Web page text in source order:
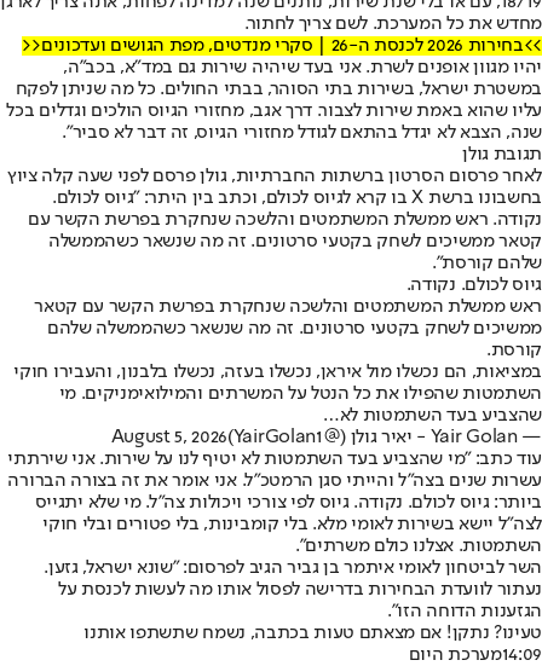
מחדש את כל המערכת. לשם צריך לחתור.
>>בחירות 2026 לכנסת ה-26 | סקרי מנדטים, מפת הגושים ועדכונים<<
יהיו מגוון אופנים לשרת. אני בעד שיהיה שירות גם במד"א, בכב"ה,
במשטרת ישראל, בשירות בתי הסוהר, בבתי החולים. כל מה שניתן לפקח
עליו שהוא באמת שירות לצבור. דרך אגב, מחזורי הגיוס הולכים וגדלים בכל
שנה, הצבא לא יגדל בהתאם לגודל מחזורי הגיוס, זה דבר לא סביר".
תגובת גולן
לאחר פרסום הסרטון ברשתות החברתיות, גולן פרסם לפני שעה קלה ציוץ
בחשבונו ברשת X בו קרא לגיוס לכולם, וכתב בין היתר: "גיוס לכולם.
נקודה. ראש ממשלת המשתמטים והלשכה שנחקרת בפרשת הקשר עם
קטאר ממשיכים לשחק בקטעי סרטונים. זה מה שנשאר כשהממשלה
שלהם קורסת".
גיוס לכולם. נקודה.
ראש ממשלת המשתמטים והלשכה שנחקרת בפרשת הקשר עם קטאר
ממשיכים לשחק בקטעי סרטונים. זה מה שנשאר כשהממשלה שלהם
קורסת.
במציאות, הם נכשלו מול איראן, נכשלו בעזה, נכשלו בלבנון, והעבירו חוקי
השתמטות שהפילו את כל הנטל על המשרתים והמילואימניקים. מי
שהצביע בעד השתמטות לא…
— Yair Golan - יאיר גולן (@YairGolan1)
August 5, 2026
עוד כתב: "מי שהצביע בעד השתמטות לא יטיף לנו על שירות. אני שירתתי
עשרות שנים בצה״ל והייתי סגן הרמטכ״ל. אני אומר את זה בצורה הברורה
ביותר: גיוס לכולם. נקודה. גיוס לפי צורכי ויכולות צה״ל. מי שלא יתגייס
לצה״ל יישא בשירות לאומי מלא. בלי קומבינות, בלי פטורים ובלי חוקי
השתמטות. אצלנו כולם משרתים".
השר לביטחון לאומי איתמר בן גביר הגיב לפרסום: "שונא ישראל, גזען.
נעתור לוועדת הבחירות בדרישה לפסול אותו מה לעשות לכנסת על
הגזענות הדוחה הזו".
טעינו? נתקן! אם מצאתם טעות בכתבה, נשמח שתשתפו אותנו
14:09מערכת היום